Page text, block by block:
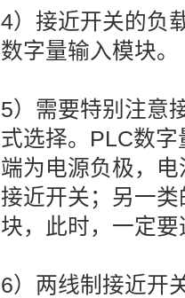
4）接近开关的负
数字量输入模块。
5）需要特别注意
式选择。PLC数
端为电源负极，
接近开关；另一
块，此时，一定
6）两线制接近开